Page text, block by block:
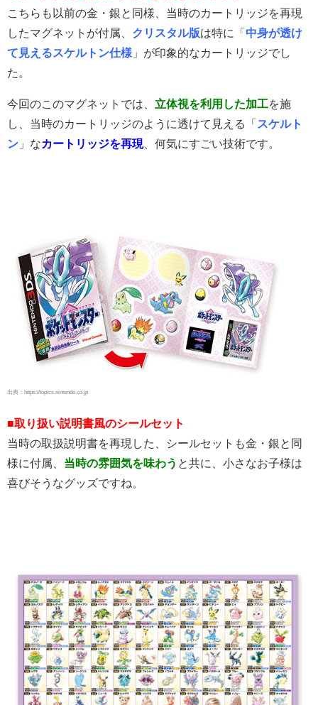
こちらも以前の金・銀と同様、当時のカートリッジを再現
したマグネットが付属、 クリスタル版は特に「 中身が透け
て見えるスケルトン仕様 」が印象的なカートリッジでし
た。
今回のこのマグネットでは、 立体視を利用した加工を施
し、当時のカートリッジのように透けて見える「 スケルト
ン 」なカートリッジを再現 、何気にすごい技術です。
出典：https://topics.nintendo.co.jp
■取り扱い説明書風のシールセット
当時の取扱説明書を再現した、シールセットも金・銀と同
様に付属、 当時の雰囲気を味わう と共に、小さなお子様は
喜びそうなグッズですね。